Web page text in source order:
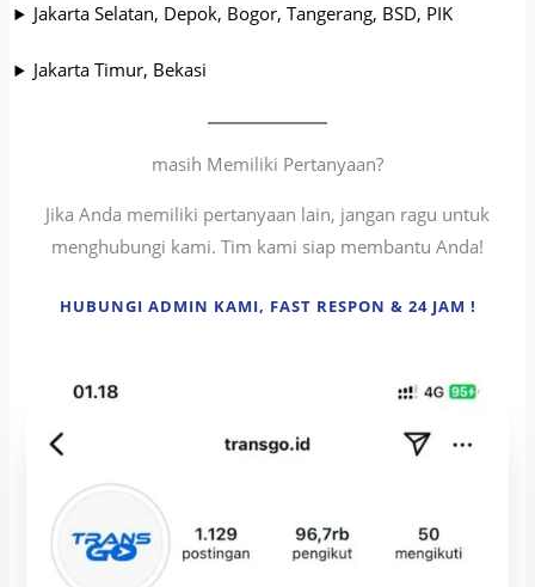
Jakarta Selatan, Depok, Bogor, Tangerang, BSD, PIK
Jakarta Timur, Bekasi
masih Memiliki Pertanyaan?
Jika Anda memiliki pertanyaan lain, jangan ragu untuk
menghubungi kami. Tim kami siap membantu Anda!
HUBUNGI ADMIN KAMI, FAST RESPON & 24 JAM !